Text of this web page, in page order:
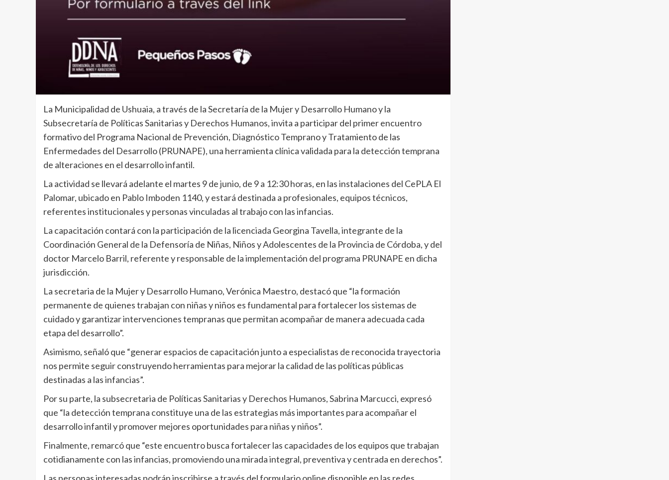
La Municipalidad de Ushuaia, a través de la Secretaría de la Mujer y Desarrollo Humano y la
Subsecretaría de Políticas Sanitarias y Derechos Humanos, invita a participar del primer encuentro
formativo del Programa Nacional de Prevención, Diagnóstico Temprano y Tratamiento de las
Enfermedades del Desarrollo (PRUNAPE), una herramienta clínica validada para la detección temprana
de alteraciones en el desarrollo infantil.
La actividad se llevará adelante el martes 9 de junio, de 9 a 12:30 horas, en las instalaciones del CePLA El
Palomar, ubicado en Pablo Imboden 1140, y estará destinada a profesionales, equipos técnicos,
referentes institucionales y personas vinculadas al trabajo con las infancias.
La capacitación contará con la participación de la licenciada Georgina Tavella, integrante de la
Coordinación General de la Defensoría de Niñas, Niños y Adolescentes de la Provincia de Córdoba, y del
doctor Marcelo Barril, referente y responsable de la implementación del programa PRUNAPE en dicha
jurisdicción.
La secretaria de la Mujer y Desarrollo Humano, Verónica Maestro, destacó que “la formación
permanente de quienes trabajan con niñas y niños es fundamental para fortalecer los sistemas de
cuidado y garantizar intervenciones tempranas que permitan acompañar de manera adecuada cada
etapa del desarrollo”.
Asimismo, señaló que “generar espacios de capacitación junto a especialistas de reconocida trayectoria
nos permite seguir construyendo herramientas para mejorar la calidad de las políticas públicas
destinadas a las infancias”.
Por su parte, la subsecretaria de Políticas Sanitarias y Derechos Humanos, Sabrina Marcucci, expresó
que “la detección temprana constituye una de las estrategias más importantes para acompañar el
desarrollo infantil y promover mejores oportunidades para niñas y niños”.
Finalmente, remarcó que “este encuentro busca fortalecer las capacidades de los equipos que trabajan
cotidianamente con las infancias, promoviendo una mirada integral, preventiva y centrada en derechos”.